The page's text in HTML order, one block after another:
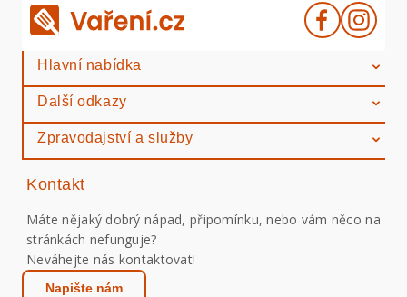
Hlavní nabídka
Další odkazy
Zpravodajství a služby
Kontakt
Máte nějaký dobrý nápad, připomínku, nebo vám něco na
stránkách nefunguje?
Neváhejte nás kontaktovat!
Napište nám